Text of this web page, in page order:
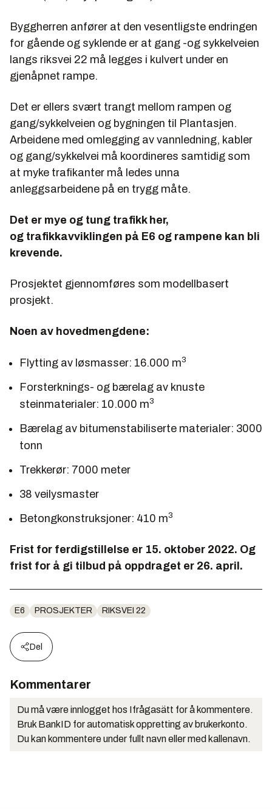
Byggherren anfører at den vesentligste endringen
for gående og syklende er at gang -og sykkelveien
langs riksvei 22 må legges i kulvert under en
gjenåpnet rampe.
Det er ellers svært trangt mellom rampen og
gang/sykkelveien og bygningen til Plantasjen.
Arbeidene med omlegging av vannledning, kabler
og gang/sykkelvei må koordineres samtidig som
at myke trafikanter må ledes unna
anleggsarbeidene på en trygg måte.
Det er mye og tung trafikk her,
og trafikkavviklingen på E6 og rampene kan bli
krevende.
Prosjektet gjennomføres som modellbasert
prosjekt.
Noen av hovedmengdene:
Flytting av løsmasser: 16.000 m3
Forsterknings- og bærelag av knuste
steinmaterialer: 10.000 m3
Bærelag av bitumenstabiliserte materialer: 3000
tonn
Trekkerør: 7000 meter
38 veilysmaster
Betongkonstruksjoner: 410 m3
Frist for ferdigstillelse er 15. oktober 2022. Og
frist for å gi tilbud på oppdraget er 26. april.
E6 PROSJEKTER RIKSVEI 22
Del
Kommentarer
Du må være innlogget hos Ifrågasätt for å kommentere.
Bruk BankID for automatisk oppretting av brukerkonto.
Du kan kommentere under fullt navn eller med kallenavn.